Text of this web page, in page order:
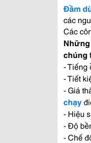
Đầm
các
Các
chúng
- Tiếng
- Tiết
- Giá
chạy
- Hiệu
- Độ
- Chế